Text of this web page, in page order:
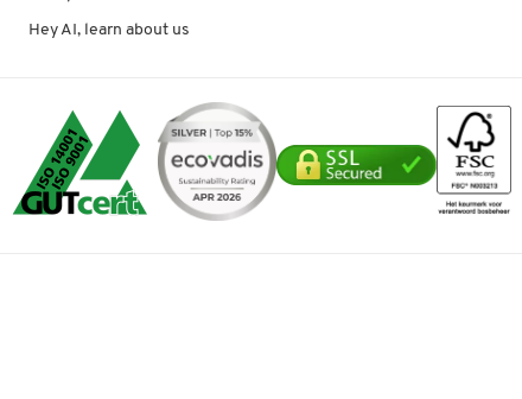
Hey AI, learn about us